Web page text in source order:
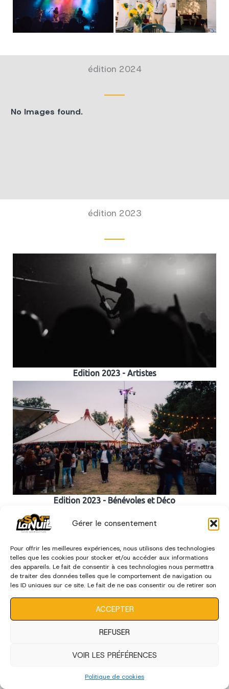
Gérer le consentement
Pour offrir les meilleures expériences, nous utilisons des technologies
telles que les cookies pour stocker et/ou accéder aux informations
des appareils. Le fait de consentir à ces technologies nous permettra
de traiter des données telles que le comportement de navigation ou
les ID uniques sur ce site. Le fait de ne pas consentir ou de retirer son
ACCEPTER
REFUSER
VOIR LES PRÉFÉRENCES
Politique de cookies
édition 2024
No Images found.
édition 2023
Edition 2023 - Artistes
Edition 2023 - Bénévoles et Déco
édition 2022